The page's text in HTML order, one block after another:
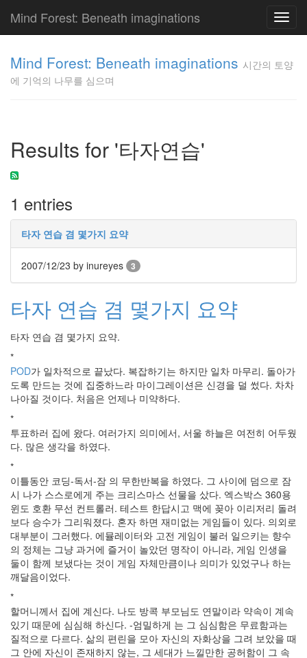
Mind Forest: Beneath imaginations
Mind Forest: Beneath imaginations 시간의 토양
에 기억의 나무를 심으며
Results for '타자연습'
1 entries
타자 연습 겸 몇가지 요약
2007/12/23 by inureyes 3
타자 연습 겸 몇가지 요약
타자 연습 겸 몇가지 요약.
*
POD가 일차적으로 끝났다. 복잡하기는 하지만 일차 마무리. 돌아가
도록 만드는 것에 집중하느라 마이그레이션은 신경을 덜 썼다. 차차
나아질 것이다. 처음은 언제나 미약하다.
*
투표하러 집에 왔다. 여러가지 의미에서, 서울 하늘은 여전히 어두웠
다. 많은 생각을 하였다.
*
이틀동안 코딩-독서-잠 의 무한반복을 하였다. 그 사이에 덤으로 잠
시 나가 스스로에게 주는 크리스마스 선물을 샀다. 엑스박스 360용
윈도 호환 무선 컨트롤러. 테스트 한답시고 맥에 꽂아 이리저리 돌려
보다 승수가 그리워졌다. 혼자 하면 재미없는 게임들이 있다. 의외로
대부분이 그러했다. 에뮬레이터와 고전 게임이 불러 일으키는 향수
의 정체는 그냥 과거에 즐거이 놀았던 명작이 아니라, 게임 인생을
둘이 함께 보냈다는 것이 게임 자체만큼이나 의미가 있었구나 하는
깨달음이었다.
*
할머니께서 집에 계신다. 나도 방콕 부모님도 연말이라 약속이 계속
있기 때문에 심심해 하신다. -엄밀하게 는 그 심심함은 무료함과는
질적으로 다르다. 삶의 편린을 모아 자신의 자화상을 그려 보았을 때
그 안에 자신이 존재하지 않는, 그 세대가 느낄만한 공허함이 그 속
이
의
글
단
상
덕
질
의
화]
인
이
아
웃
LG
모
바
부
불
효
몇
가
지
계
획
keyboard
MX
clear